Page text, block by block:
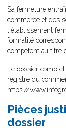
Sa fermeture
commerce et des
l'établissement
formalité
compétent au titre
Le dossier
registre du
https://
Pièces
dossier